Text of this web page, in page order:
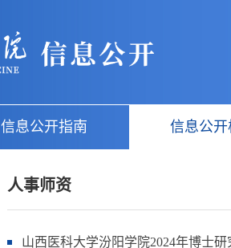
信息公开指南 信息公开
人事师资
山西医科大学汾阳学院2024年博士研